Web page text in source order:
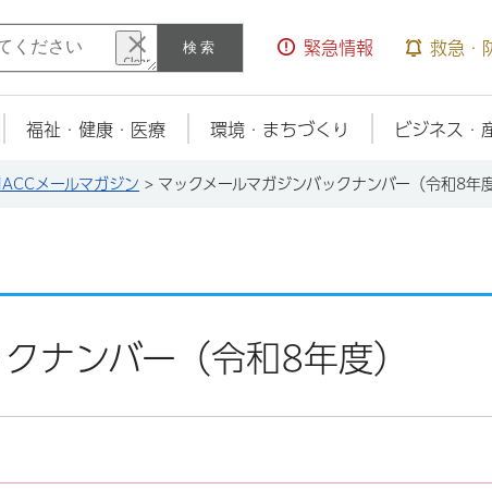
検索 緊急情報 救急・
福祉・健康・医療 環境・まちづくり ビジネス・
メールマガジン > マックメールマガジンバックナンバー（令和8年度
ナンバー（令和8年度）